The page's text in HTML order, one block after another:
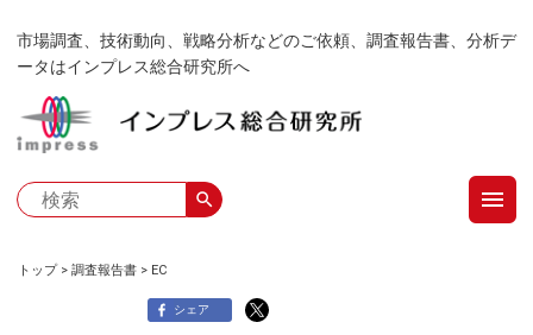
ン
ン
市場調査、技術動向、戦略分析などのご依頼、調査報告書、分析デ
ータはインプレス総合研究所へ
search menu
トップ 調査報告書 EC
シェア